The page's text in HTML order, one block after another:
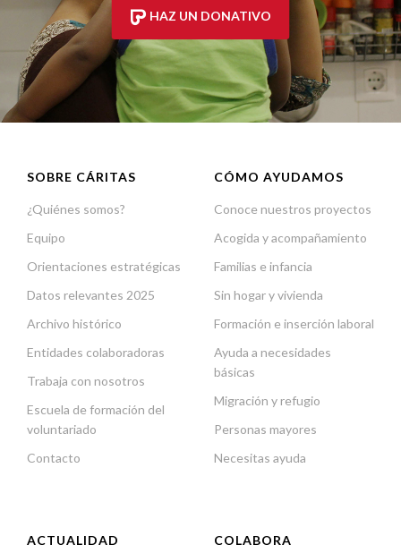
HAZ UN DONATIVO
SOBRE CÁRITAS
¿Quiénes somos?
Equipo
Orientaciones estratégicas
Datos relevantes 2025
Archivo histórico
Entidades colaboradoras
Trabaja con nosotros
Escuela de formación del
voluntariado
Contacto
CÓMO AYUDAMOS
Conoce nuestros proyectos
Acogida y acompañamiento
Familias e infancia
Sin hogar y vivienda
Formación e inserción laboral
Ayuda a necesidades
básicas
Migración y refugio
Personas mayores
Necesitas ayuda
ACTUALIDAD COLABORA